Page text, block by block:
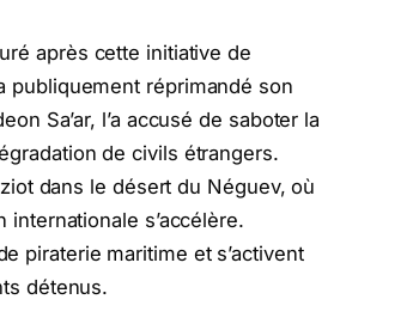
après cette initiative de
publiquement réprimandé son
Sa’ar, l’a accusé de saboter la
de civils étrangers.
dans le désert du Néguev, où
s’accélère.
piraterie maritime et s’activent
détenus.